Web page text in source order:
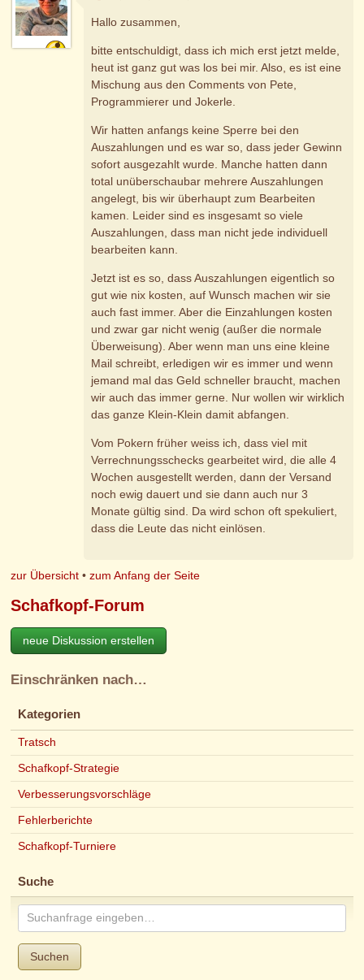
Hallo zusammen,
bitte entschuldigt, dass ich mich erst jetzt melde,
heut ist ganz gut was los bei mir. Also, es ist eine
Mischung aus den Comments von Pete,
Programmierer und Jokerle.
Wir hatten anfangs keine Sperre bei den
Auszahlungen und es war so, dass jeder Gewinn
sofort ausgezahlt wurde. Manche hatten dann
total unüberschaubar mehrere Auszahlungen
angelegt, bis wir überhaupt zum Bearbeiten
kamen. Leider sind es insgesamt so viele
Auszahlungen, dass man nicht jede individuell
bearbeiten kann.
Jetzt ist es so, dass Auszahlungen eigentlich so
gut wie nix kosten, auf Wunsch machen wir sie
auch fast immer. Aber die Einzahlungen kosten
und zwar gar nicht wenig (außer die normale
Überweisung). Aber wenn man uns eine kleine
Mail schreibt, erledigen wir es immer und wenn
jemand mal das Geld schneller braucht, machen
wir auch das immer gerne. Nur wollen wir wirklich
das ganze Klein-Klein damit abfangen.
Vom Pokern früher weiss ich, dass viel mit
Verrechnungsschecks gearbeitet wird, die alle 4
Wochen ausgestellt werden, dann der Versand
noch ewig dauert und sie dann auch nur 3
Monate gültig sind. Da wird schon oft spekuliert,
dass die Leute das nicht einlösen.
zur Übersicht •zum Anfang der Seite
Schafkopf-Forum
neue Diskussion erstellen
Einschränken nach…
Kategorien
Tratsch
Schafkopf-Strategie
Verbesserungsvorschläge
Fehlerberichte
Schafkopf-Turniere
Suche
Suchen